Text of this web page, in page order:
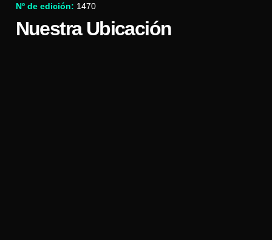
Nº de edición: 1470
Nuestra Ubicación